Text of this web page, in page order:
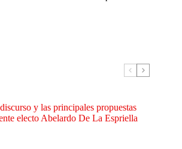
y las principales propuestas
electo Abelardo De La Espriella